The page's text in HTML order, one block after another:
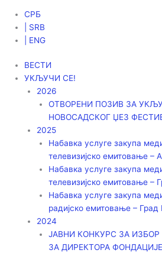
СРБ
| SRB
| ENG
ВЕСТИ
УКЉУЧИ СЕ!
2026
ОТВОРЕНИ ПОЗИВ ЗА
НОВОСАДСКОГ ЏЕЗ
2025
Набавка услуге закупа
телевизијско емитовање –
Набавка услуге закупа
телевизијско емитовање –
Набавка услуге закупа
радијско емитовање –
2024
ЈАВНИ КОНКУРС ЗА
ЗА ДИРЕКТОРА ФОНДАЦИЈЕ